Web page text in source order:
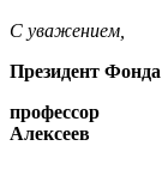
С уважением,
Президент Фонда
Алексеев